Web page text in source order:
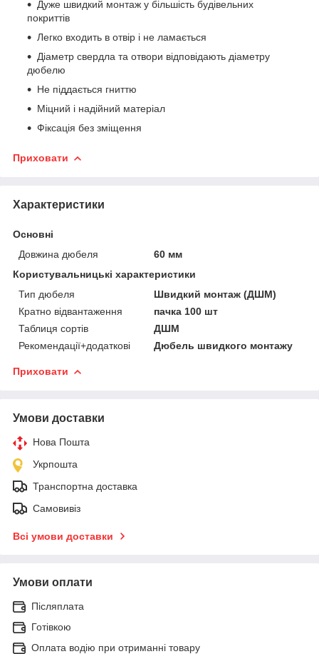
Дуже швидкий монтаж у більшість будівельних
покриттів
Легко входить в отвір і не ламається
Діаметр свердла та отвори відповідають діаметру
дюбелю
Не піддається гниттю
Міцний і надійний матеріал
Фіксація без зміщення
Приховати
Характеристики
Основні
Довжина дюбеля
60 мм
Користувальницькі характеристики
Тип дюбеля
Швидкий монтаж (ДШМ)
Кратно відвантаження
пачка 100 шт
Таблиця сортів
ДШМ
Рекомендації+додаткові
Дюбель швидкого монтажу
Приховати
Умови доставки
Нова Пошта
Укрпошта
Транспортна доставка
Самовивіз
Всі умови доставки
Умови оплати
Післяплата
Готівкою
Оплата водію при отриманні товару